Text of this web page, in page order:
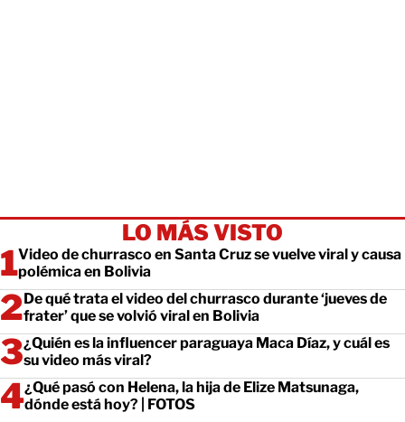
LO MÁS VISTO
Video de churrasco en Santa Cruz se vuelve viral y causa
polémica en Bolivia
De qué trata el video del churrasco durante ‘jueves de
frater’ que se volvió viral en Bolivia
¿Quién es la influencer paraguaya Maca Díaz, y cuál es
su video más viral?
¿Qué pasó con Helena, la hija de Elize Matsunaga,
dónde está hoy? | FOTOS